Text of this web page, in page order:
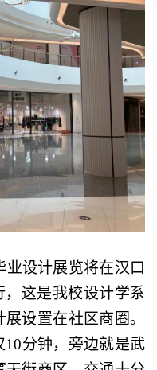
业设计展览将在汉口
，这是我校设计学系
设置在社区商圈。
10分钟，旁边就是武